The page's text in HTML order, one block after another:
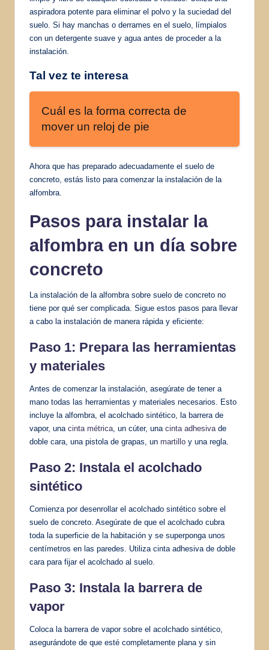
aspiradora potente para eliminar el polvo y la suciedad del
suelo. Si hay manchas o derrames en el suelo, límpialos
con un detergente suave y agua antes de proceder a la
instalación.
Tal vez te interesa
Cuál es la forma correcta de
mover un reloj de pie
Ahora que has preparado adecuadamente el suelo de
concreto, estás listo para comenzar la instalación de la
alfombra.
Pasos para instalar la
alfombra en un día sobre
concreto
La instalación de la alfombra sobre suelo de concreto no
tiene por qué ser complicada. Sigue estos pasos para llevar
a cabo la instalación de manera rápida y eficiente:
Paso 1: Prepara las herramientas
y materiales
Antes de comenzar la instalación, asegúrate de tener a
mano todas las herramientas y materiales necesarios. Esto
incluye la alfombra, el acolchado sintético, la barrera de
vapor, una cinta métrica , un cúter, una cinta adhesiva de
doble cara, una pistola de grapas, un martillo y una regla.
Paso 2: Instala el acolchado
sintético
Comienza por desenrollar el acolchado sintético sobre el
suelo de concreto. Asegúrate de que el acolchado cubra
toda la superficie de la habitación y se superponga unos
centímetros en las paredes. Utiliza cinta adhesiva de doble
cara para fijar el acolchado al suelo.
Paso 3: Instala la barrera de
vapor
Coloca la barrera de vapor sobre el acolchado sintético,
asegurándote de que esté completamente plana y sin